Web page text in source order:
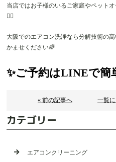
当店ではお子様のいるご家庭やペット
🙆‍♂️
大阪でのエアコン洗浄なら分解技術の
かませください🌈
✨ご予約はLINEで簡
« 前の記事へ 一覧
カテゴリー
エアコンクリーニング